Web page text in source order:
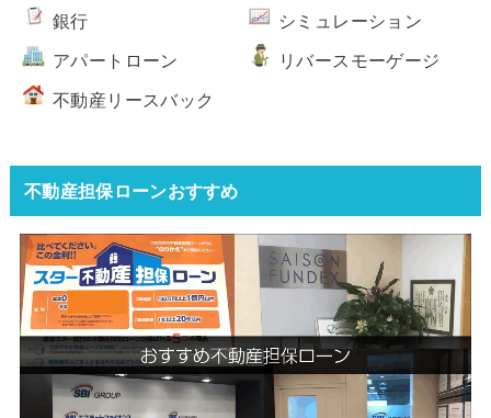
銀行 シミュレーション
アパートローン リバースモーゲージ
不動産リースバック
不動産担保ローンおすすめ